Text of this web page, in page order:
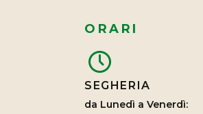
ORARI
SEGHERIA
da Lunedì a Venerdì: